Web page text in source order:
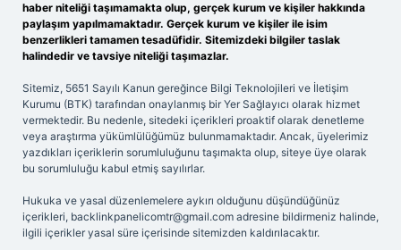
haber niteliği taşımamakta olup, gerçek kurum ve kişiler hakkında
paylaşım yapılmamaktadır. Gerçek kurum ve kişiler ile isim
benzerlikleri tamamen tesadüfidir. Sitemizdeki bilgiler taslak
halindedir ve tavsiye niteliği taşımazlar.
Sitemiz, 5651 Sayılı Kanun gereğince Bilgi Teknolojileri ve İletişim
Kurumu (BTK) tarafından onaylanmış bir Yer Sağlayıcı olarak hizmet
vermektedir. Bu nedenle, sitedeki içerikleri proaktif olarak denetleme
veya araştırma yükümlülüğümüz bulunmamaktadır. Ancak, üyelerimiz
yazdıkları içeriklerin sorumluluğunu taşımakta olup, siteye üye olarak
bu sorumluluğu kabul etmiş sayılırlar.
Hukuka ve yasal düzenlemelere aykırı olduğunu düşündüğünüz
içerikleri, backlinkpanelicomtr@gmail.com adresine bildirmeniz halinde,
ilgili içerikler yasal süre içerisinde sitemizden kaldırılacaktır.